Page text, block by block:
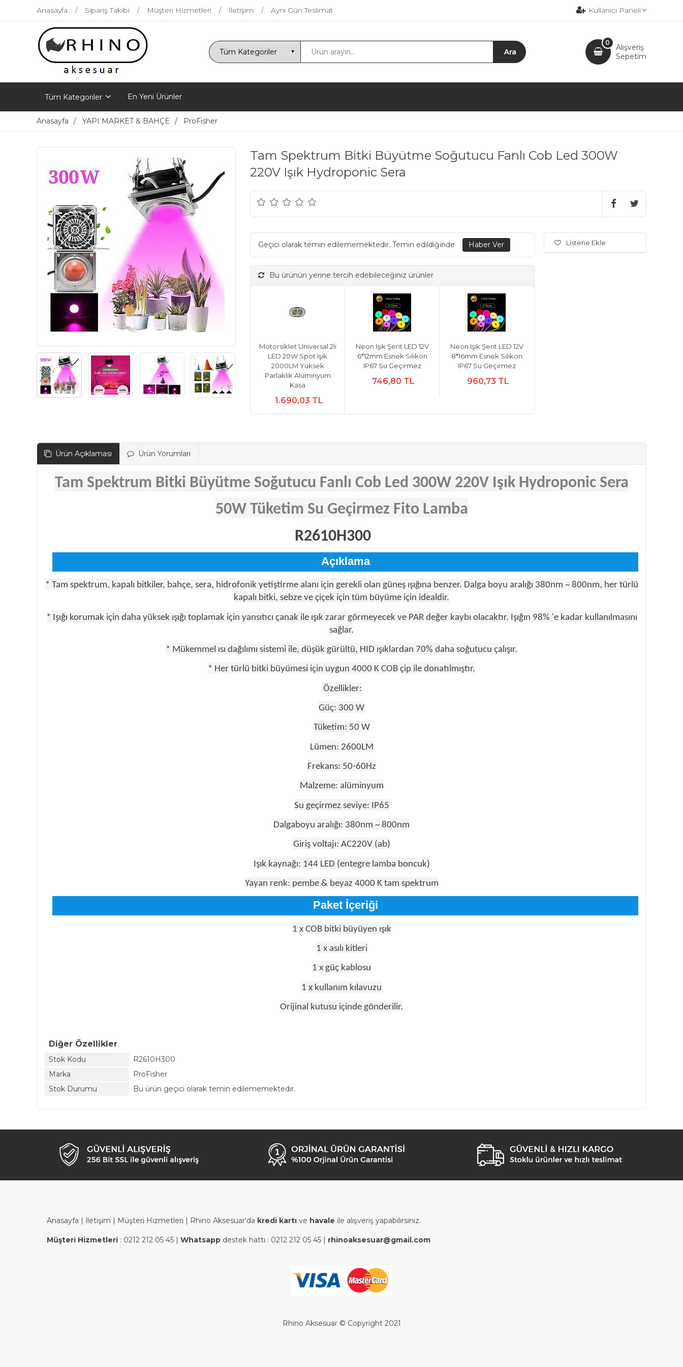
Anasayfa Sipariş Takibi Müşteri Hizmetleri İletişim Aynı Gün Teslimat Kullanıcı Paneli
Alışveriş
Sepetim
0
Tüm Kategoriler En Yeni Ürünler
Anasayfa YAPI MARKET & BAHÇE ProFisher
Tam Spektrum Bitki Büyütme Soğutucu Fanlı Cob Led 300W
220V Işık Hydroponic Sera
Geçici olarak temin edilememektedir. Temin edildiğinde
Bu ürünün yerine tercih edebileceğiniz ürünler
Motorsiklet Universal 2li
LED 20W Spot Işık
2000LM Yüksek
Parlaklık Alüminyum
Kasa
1.690,03 TL
Neon Işık Şerit LED 12V
6*12mm Esnek Silikon
IP67 Su Geçirmez
746,80 TL
Neon Işık Şerit LED 12V
8*16mm Esnek Silikon
IP67 Su Geçirmez
960,73 TL
Listene Ekle
Ürün Açıklaması Ürün Yorumları
Tam Spektrum Bitki Büyütme Soğutucu Fanlı Cob Led 300W 220V Işık Hydroponic Sera
50W Tüketim Su Geçirmez Fito Lamba
R2610H300
Açıklama
* Tam spektrum, kapalı bitkiler, bahçe, sera, hidrofonik yetiştirme alanı için gerekli olan güneş ışığına benzer. Dalga boyu aralığı 380nm ~ 800nm, her türlü
kapalı bitki, sebze ve çiçek için tüm büyüme için idealdir.
* Işığı korumak için daha yüksek ışığı toplamak için yansıtıcı çanak ile ışık zarar görmeyecek ve PAR değer kaybı olacaktır. Işığın 98% 'e kadar kullanılmasını
sağlar.
* Mükemmel ısı dağılımı sistemi ile, düşük gürültü, HID ışıklardan 70% daha soğutucu çalışır.
* Her türlü bitki büyümesi için uygun 4000 K COB çip ile donatılmıştır.
Özellikler:
Güç: 300 W
Tüketim: 50 W
Lümen: 2600LM
Frekans: 50-60Hz
Malzeme: alüminyum
Su geçirmez seviye: IP65
Dalgaboyu aralığı: 380nm ~ 800nm
Giriş voltajı: AC220V (ab)
Işık kaynağı: 144 LED (entegre lamba boncuk)
Yayan renk: pembe & beyaz 4000 K tam spektrum
Paket İçeriği
1 x COB bitki büyüyen ışık
1 x asılı kitleri
1 x güç kablosu
1 x kullanım kılavuzu
Orijinal kutusu içinde gönderilir.
Diğer Özellikler
Stok Kodu
R2610H300
Marka
ProFisher
Stok Durumu
Bu ürün geçici olarak temin edilememektedir.
Anasayfa | İletişim | Müşteri Hizmetleri | Rhino Aksesuar'da kredi kartı ve havale ile alışveriş yapabilirsiniz.
Müşteri Hizmetleri : 0212 212 05 45 | Whatsapp destek hattı : 0212 212 05 45 | rhinoaksesuar@gmail.com
Rhino Aksesuar © Copyright 2021